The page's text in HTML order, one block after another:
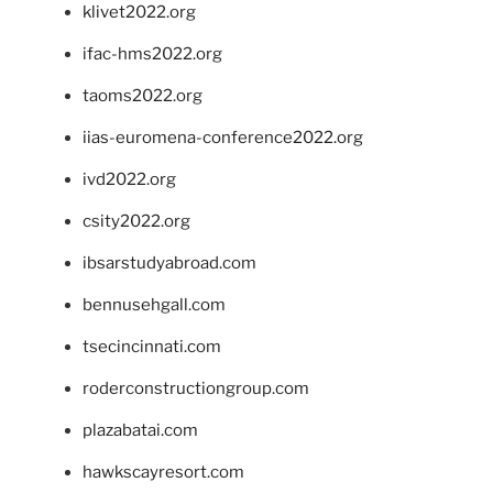
klivet2022.org
ifac-hms2022.org
taoms2022.org
iias-euromena-conference2022.org
ivd2022.org
csity2022.org
ibsarstudyabroad.com
bennusehgall.com
tsecincinnati.com
roderconstructiongroup.com
plazabatai.com
hawkscayresort.com